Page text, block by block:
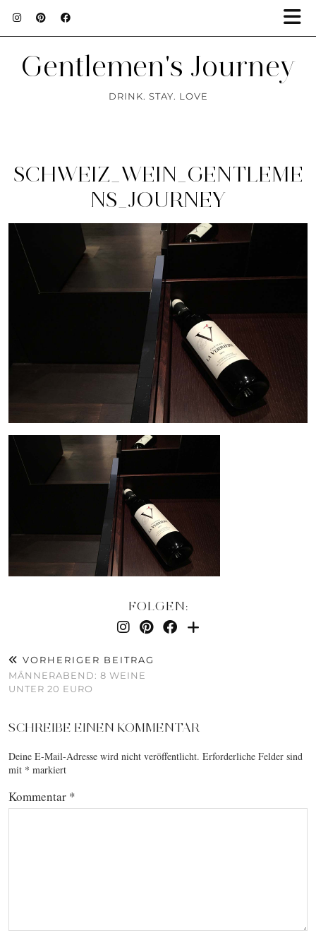
Gentlemen's Journey
DRINK. STAY. LOVE
SCHWEIZ_WEIN_GENTLEME
NS_JOURNEY
FOLGEN:
VORHERIGER BEITRAG
MÄNNERABEND: 8 WEINE
UNTER 20 EURO
SCHREIBE EINEN KOMMENTAR
Deine E-Mail-Adresse wird nicht veröffentlicht. Erforderliche Felder sind
mit * markiert
Kommentar *